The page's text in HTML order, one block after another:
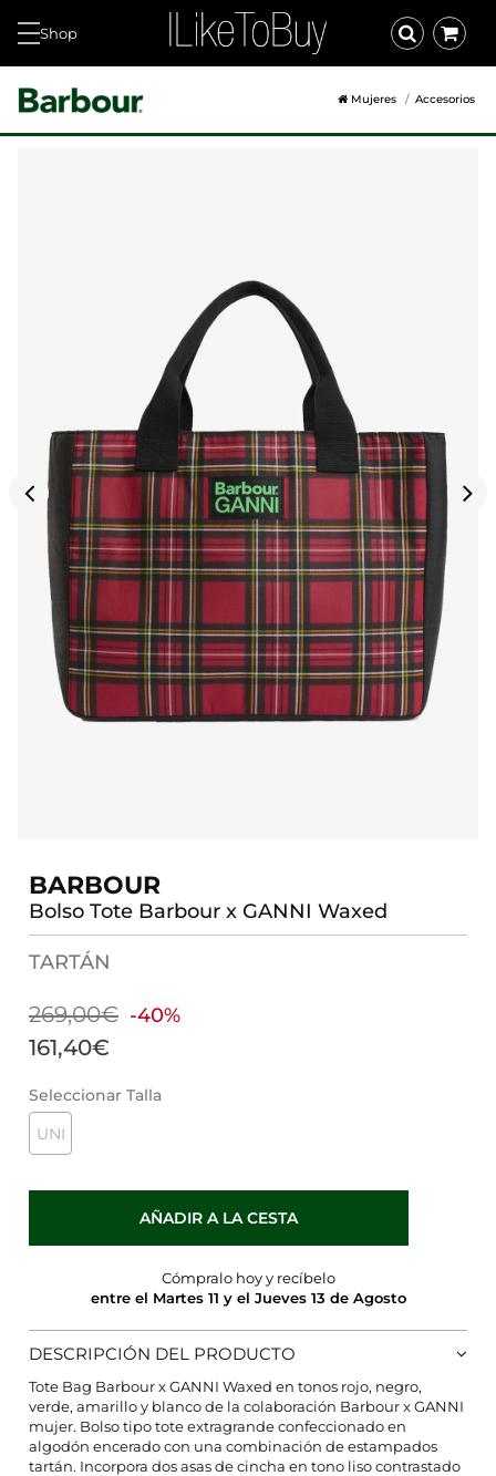
Shop
Mujeres Accesorios
BARBOUR
Bolso Tote Barbour x GANNI Waxed
TARTÁN
269,00€ -40%
161,40€
Seleccionar Talla
UNI
AÑADIR A LA CESTA
Cómpralo hoy y recíbelo
entre el Martes 11 y el Jueves 13 de Agosto
DESCRIPCIÓN DEL PRODUCTO
Tote Bag Barbour x GANNI Waxed en tonos rojo, negro,
verde, amarillo y blanco de la colaboración Barbour x GANNI
mujer. Bolso tipo tote extragrande confeccionado en
algodón encerado con una combinación de estampados
tartán. Incorpora dos asas de cincha en tono liso contrastado